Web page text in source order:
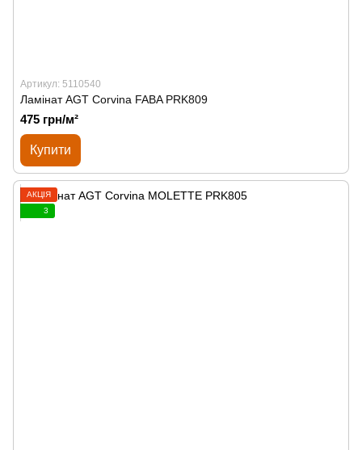
Артикул: 5110540
Ламінат AGT Corvina FABA PRK809
475 грн/м²
Купити
АКЦІЯ
3